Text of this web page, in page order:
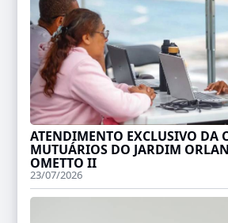
ATENDIMENTO EXCLUSIVO DA
MUTUÁRIOS DO JARDIM
OMETTO II
23/07/2026